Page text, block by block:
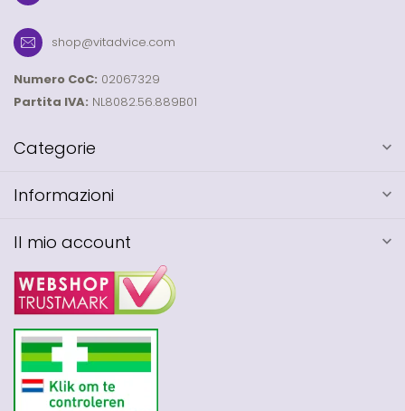
shop@vitadvice.com
Numero CoC: 02067329
Partita IVA: NL8082.56.889B01
Categorie
Informazioni
Il mio account